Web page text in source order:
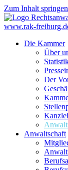
Zum Inhalt springen
Die Kammer
Über
Der
Anwaltschaft